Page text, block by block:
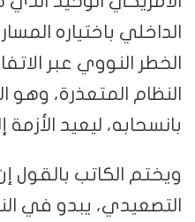
الداخلي باختياره
الخطر النووي عبر
النظام المتعذرة، وهو
بانسحابه، ليعيد
ويختم الكاتب بالقول
التصعيدي، يبدو في